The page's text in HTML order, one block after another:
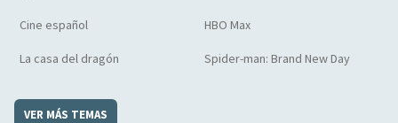
Cine español HBO Max
La casa del dragón Spider-man: Brand New Day
VER MÁS TEMAS